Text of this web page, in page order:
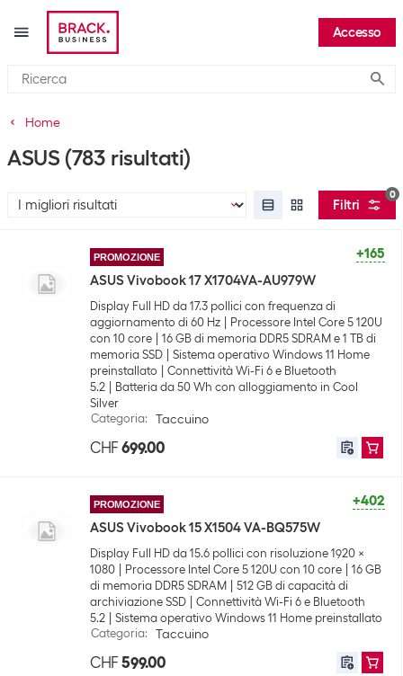
Accesso
Home
ASUS (783 risultati)
0
Filtri
+165
PROMOZIONE
ASUS Vivobook 17 X1704VA-AU979W
Display Full HD da 17.3 pollici con frequenza di
aggiornamento di 60 Hz
Processore Intel Core 5 120U
con 10 core
16 GB di memoria DDR5 SDRAM e 1 TB di
memoria SSD
Sistema operativo Windows 11 Home
preinstallato
Connettività Wi-Fi 6 e Bluetooth
5.2
Batteria da 50 Wh con alloggiamento in Cool
Silver
Categoria: Taccuino
CHF 699.00
+402
PROMOZIONE
ASUS Vivobook 15 X1504 VA-BQ575W
Display Full HD da 15.6 pollici con risoluzione 1920 x
1080
Processore Intel Core 5 120U con 10 core
16 GB
di memoria DDR5 SDRAM
512 GB di capacità di
archiviazione SSD
Connettività Wi-Fi 6 e Bluetooth
5.2
Sistema operativo Windows 11 Home preinstallato
Categoria: Taccuino
CHF 599.00